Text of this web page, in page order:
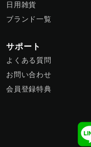
日用雑貨
ブランド一覧
サポート
よくある質問
お問い合わせ
会員登録特典